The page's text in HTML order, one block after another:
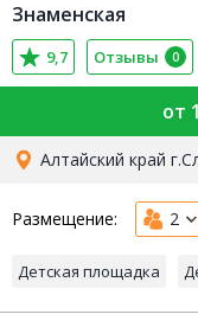
Знаменская
9,7 Отзывы 0
от
Алтайский край
Размещение: 2
Детская площадка